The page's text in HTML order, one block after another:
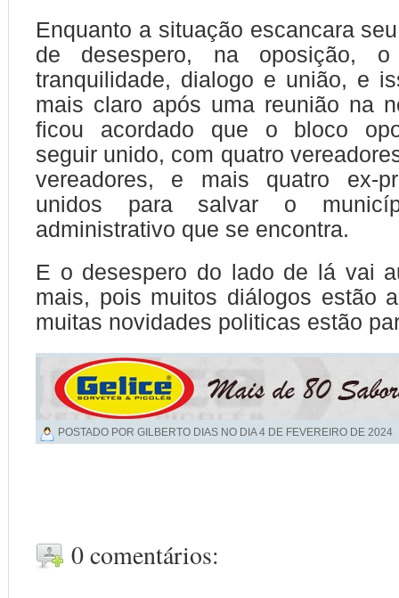
Enquanto a situação escancara
de desespero, na oposição,
tranquilidade, dialogo e união, e
mais claro após uma reunião na
ficou acordado que o bloco
seguir unido, com quatro
vereadores, e mais quatro ex-
unidos para salvar o
administrativo que se encontra.
E o desespero do lado de lá vai
mais, pois muitos diálogos estão
muitas novidades politicas estão
POSTADO POR GILBERTO DIAS NO DIA4 DE FEVEREIRO DE 2024
0 comentários: